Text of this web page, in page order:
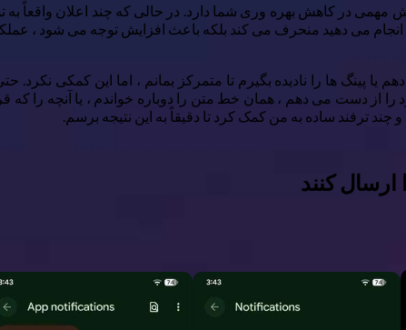
در کاهش بهره وری شما دارد. در حالی که چند اعلان واقعاً به
می دهید منحرف می کند بلکه باعث افزایش توجه می شود ،
پینگ ها را نادیده بگیرم تا متمرکز بمانم ، اما این کمکی
دست می دهم ، همان خط متن را دوباره خواندم ، یا آنچه را که
ترفند ساده به من کمک کرد تا دقیقاً به این نتیجه برسم.
ارسال کنند